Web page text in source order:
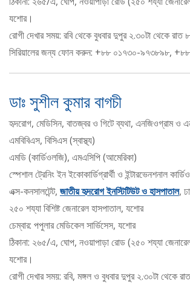
যশোর।
রোগী দেখার সময়: রবি থেকে বুধবার দুপুর ২.৩০টা থেকে রাত
সিরিয়ালের জন্য ফোন করুন: +৮৮ ০১৭৩০-৯৭৩৮৯৮,
ডাঃ সুশীল কুমার বাগচী
হৃদরোগ, মেডিসিন, বাতজ্বর ও গিটে ব্যথা, এনজিওগ্রাম ও
এমবিবিএস, বিসিএস (স্বাস্থ্য)
এমডি (কার্ডিওলজি), এমএসিপি (আমেরিকা)
স্পেশাল ট্রেনিং ইন ইকোকার্ডিগ্রার্থী ও ইন্টারভেনশনাল
এক্স-কনসালটেন্ট, জাতীয় হৃদরোগ ইনস্টিটিউট ও হাসপাতাল,
২৫০ শয্যা বিশিষ্ট জেনারেল হাসপাতাল, যশোর
চেম্বার: পপুলার মেডিকেল সার্ভিসেস, যশোর
ঠিকানা: ২৬৫/এ, ঘোপ, নওয়াপাড়া রোড (২৫০ শয্যা
যশোর।
রোগী দেখার সময়: রবি, মঙ্গল ও বুধবার দুপুর ২.৩০টা থেকে